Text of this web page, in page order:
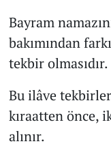
Bayram
bakımından
tekbir olmasıdır.
Bu ilâve
kıraatten önce,
alınır.